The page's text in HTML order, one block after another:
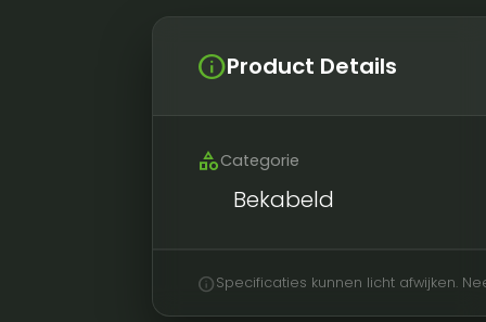
infoProduct Details
categoryCategorie
Bekabeld
infoSpecificaties kunnen licht afwijken.